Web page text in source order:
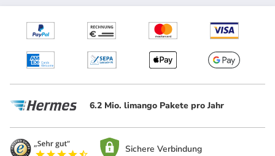
6.2 Mio. limango Pakete pro Jahr
Sichere Verbindung